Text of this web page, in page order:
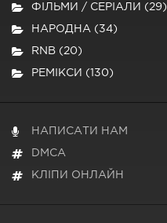
ФІЛЬМИ / СЕРІАЛИ (29)
НАРОДНА (34)
RNB (20)
РЕМІКСИ (130)
НАПИСАТИ НАМ
DMCA
КЛІПИ ОНЛАЙН